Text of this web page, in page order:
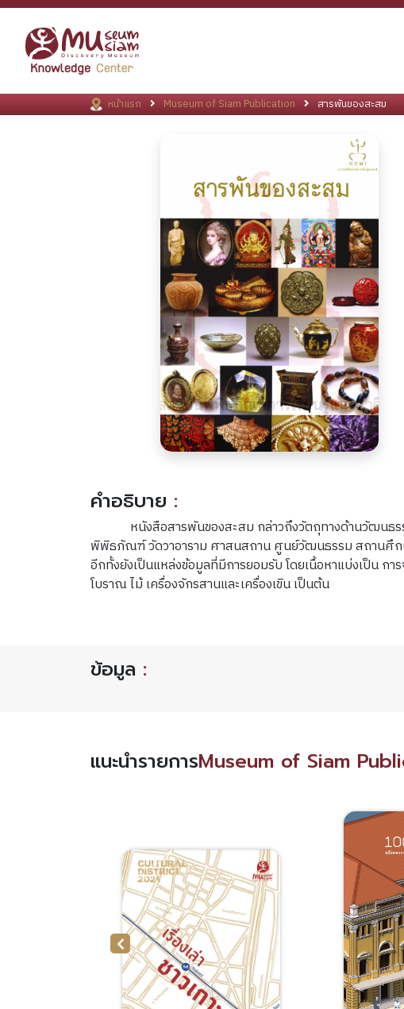
หน้าแรก Museum of Siam Publication สารพันของสะสม
คำอธิบาย :
หนังสือสารพันของสะสม กล่าวถึงวัตถุทางด้านวัฒนธ
พิพิธภัณฑ์ วัดวาอาราม ศาสนสถาน ศูนย์วัฒนธรรม สถานศึกษ
อีกทั้งยังเป็นแหล่งข้อมูลที่มีการยอมรับ โดยเนื้อหาแบ่งเป็น ก
โบราณ ไม้ เครื่องจักรสานและเครื่องเขิน เป็นต้น
ข้อมูล :
แนะนำรายการMuseum of Siam